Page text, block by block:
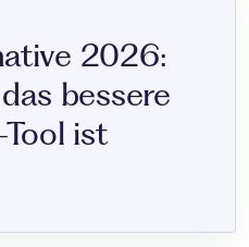
2026:
bessere
ist